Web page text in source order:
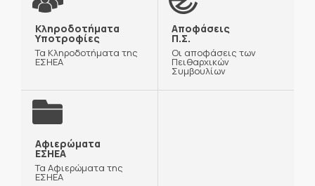
Κληροδοτήματα
Υποτροφίες
Τα Κληροδοτήματα της
ΕΣΗΕΑ
Αποφάσεις
Π.Σ.
Οι αποφάσεις των
Πειθαρχικών
Συμβουλίων
Αφιερώματα
ΕΣΗΕΑ
Τα Αφιερώματα της
ΕΣΗΕΑ